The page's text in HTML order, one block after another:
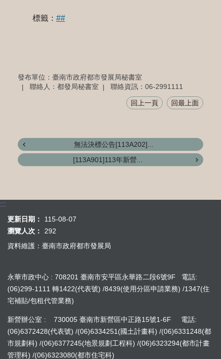
標籤： ##
發布單位：臺南市政府都市發展局秘書室
聯絡人：都發局秘書室
聯絡資訊：06-2991111
回上一頁 回最上面
無法決標公告[113A202]...
[113A901]113年新營...
:::
更新日期：
115-08-07
瀏覽人次：
292
資料維護：臺南市政府都市發展局
永華市政中心 : 708201 臺南市安平區永華路二段6號9F 電話:
(06)299-1111 轉1422(代表號) /8439(使用分區申請業務) /1347(住
宅補貼/包租代管業務)
新營辦公室 : 730005 臺南市新營區中正路15號1-6F 電話:
(06)6372428(代表號) /(06)6334251(國土計畫科) /(06)6331248(都
市規劃科) /(06)6377245(地景規劃工程科) /(06)6323294(都市計畫
管理科) /(06)6323080(都市住宅科)